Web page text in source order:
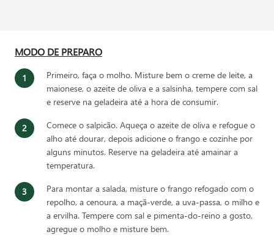
MODO DE PREPARO
Primeiro, faça o molho. Misture bem o creme de leite, a
maionese, o azeite de oliva e a salsinha, tempere com sal
e reserve na geladeira até a hora de consumir.
Comece o salpicão. Aqueça o azeite de oliva e refogue o
alho até dourar, depois adicione o frango e cozinhe por
alguns minutos. Reserve na geladeira até amainar a
temperatura.
Para montar a salada, misture o frango refogado com o
repolho, a cenoura, a maçã-verde, a uva-passa, o milho e
a ervilha. Tempere com sal e pimenta-do-reino a gosto,
agregue o molho e misture bem.